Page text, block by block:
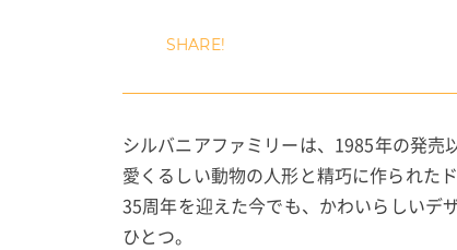
シルバニアファミリーは、1985年の発売
愛くるしい動物の人形と精巧に作られた
35周年を迎えた今でも、かわいらしいデ
ひとつ。